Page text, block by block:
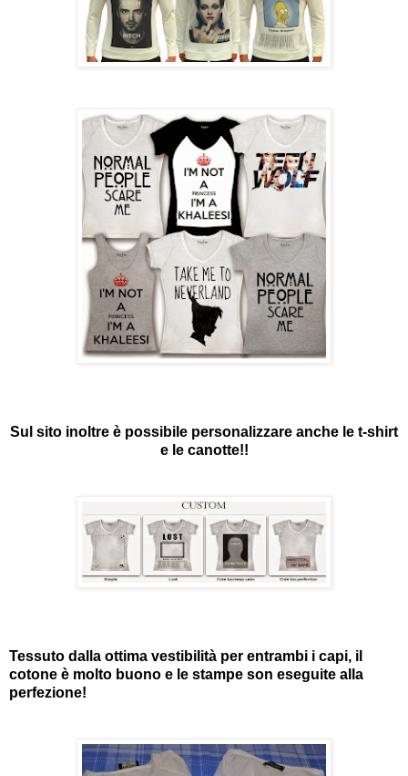
Sul sito inoltre è possibile personalizzare anche le t-shirt
e le canotte!!
Tessuto dalla ottima vestibilità per entrambi i capi, il
cotone è molto buono e le stampe son eseguite alla
perfezione!